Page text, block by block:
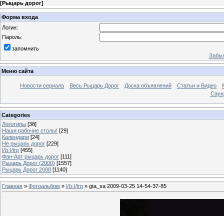
[Рыцарь дорог]
Форма входа
Логин:
Пароль:
запомнить
Меню сайта
Новости сериала Весь Рыцарь Дорог Доска объявлений Статьи и Видео
Categories
Логотипы [38]
Наши рабочие столы! [29]
Календари [24]
Не рыцарь дорог [229]
Из Игр [455]
Фан-Арт рыцарь дорог [111]
Рыцарь Дорог (2000) [1557]
Рыцарь Дорог 2008 [1140]
Главная » Фотоальбом » Из Игр » gta_sa 2009-03-25 14-54-37-85